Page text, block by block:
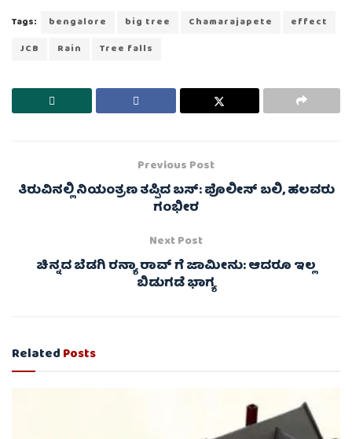
Tags: bengalore big tree Chamarajapete
effect
JCB
Rain Tree falls
Previous Post
ತಿರುವಿನಲ್ಲಿ ನಿಯಂತ್ರಣ ತಪ್ಪಿದ ಬಸ್: ಪೊಲೀಸ್ ಬಲಿ, ಹಲವರು
ಗಂಭೀರ
Next Post
ಚಿನ್ನದ ಬೆಡಗಿ ರನ್ಯಾ ರಾವ್ ಗೆ ಜಾಮೀನು: ಆದರೂ ಇಲ್ಲ
ಬಿಡುಗಡೆ ಭಾಗ್ಯ
RelatedPosts